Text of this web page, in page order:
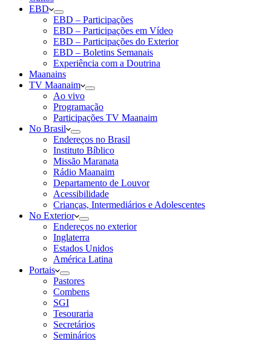
EBD
EBD – Participações
EBD – Participações em Vídeo
EBD – Participações do Exterior
EBD – Boletins Semanais
Experiência com a Doutrina
Maanains
TV Maanaim
Ao vivo
Programação
Participações TV Maanaim
No Brasil
Endereços no Brasil
Instituto Bíblico
Missão Maranata
Rádio Maanaim
Departamento de Louvor
Acessibilidade
Crianças, Intermediários e Adolescentes
No Exterior
Endereços no exterior
Inglaterra
Estados Unidos
América Latina
Portais
Pastores
Combens
SGI
Tesouraria
Secretários
Seminários